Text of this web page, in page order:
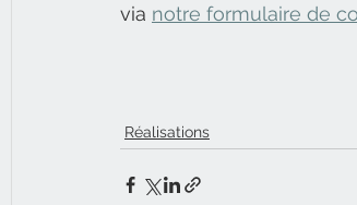
via notre formulaire de
Réalisations